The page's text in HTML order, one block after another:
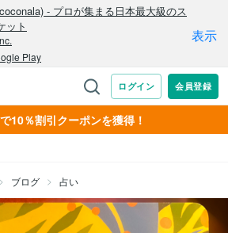
10％割引クーポンを獲得！
ブログ 占い